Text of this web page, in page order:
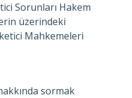
Sorunları Hakem
üzerindeki
Mahkemeleri
sormak